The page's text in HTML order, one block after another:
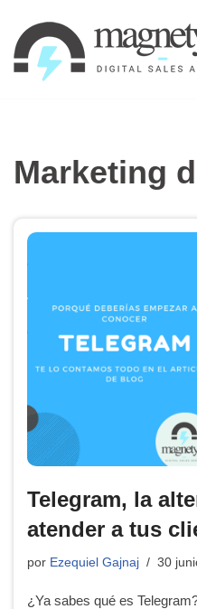
Ir
al
Marketing
Telegram, la
atender a tus
por Ezequiel Gajnaj 30
¿Ya sabes qué es